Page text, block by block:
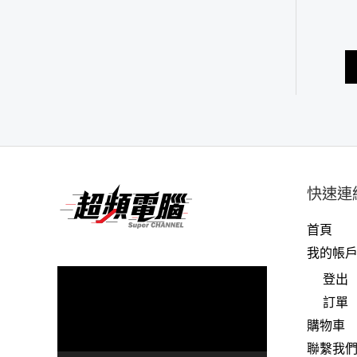
快速連
首頁
我的帳戶
登出
訂單
購物車
聯繫我們